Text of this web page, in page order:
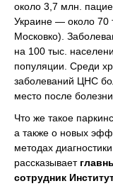
около 3,7 млн.
Украине — около 70
Московко).
на 100 тыс.
популяции. Среди
заболеваний ЦНС
место после
Что же такое
а также о новых
методах
рассказывает
сотрудник